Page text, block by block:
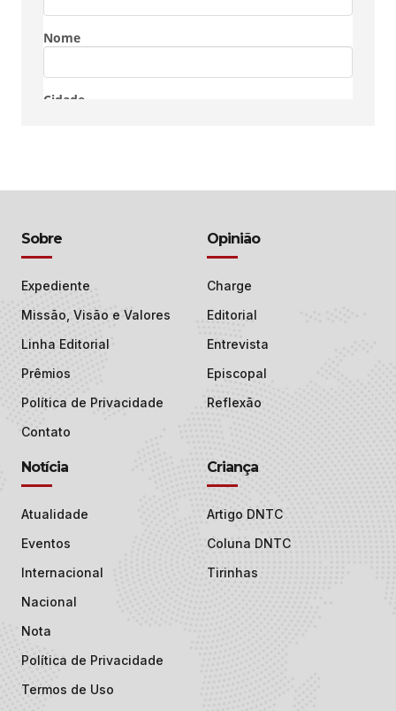
Sobre
Expediente
Missão, Visão e Valores
Linha Editorial
Prêmios
Política de Privacidade
Contato
Opinião
Charge
Editorial
Entrevista
Episcopal
Reflexão
Notícia
Atualidade
Eventos
Internacional
Nacional
Nota
Política de Privacidade
Termos de Uso
Criança
Artigo DNTC
Coluna DNTC
Tirinhas